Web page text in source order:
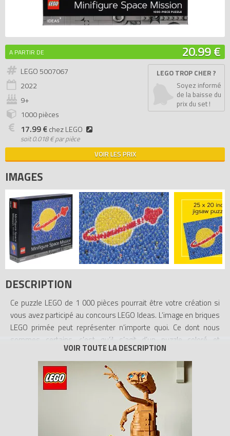
A PARTIR DE 20.99 €
LEGO 5007067
2022
9+
1000 pièces
17.99 €chez LEGO
soit0.018 € par pièce
LEGO TROP CHER ?
Soyez informé
de la baisse du
prix du set !
VOIR LES PRIX
IMAGES
DESCRIPTION
Ce puzzle LEGO de 1 000 pièces pourrait être votre création si
vous avez participé au concours LEGO Ideas. L’image en briques
LEGO primée peut représenter n’importe quoi. Ce dont nous
sommes certains, c’est qu’il s’agit d’un puzzle coloré et
enrichissant pour les adultes et les enfants de 9 ans et plus. Il
être assurément assez extraordinaire pour avoir été élu par
notre jury et nos fans.
- Puzzle primé – Ce puzzle de 1 000 pièces présente un motif
composé de briques LEGO, qui a triomphé lors d’un concours
- Pour le bonheur de toute la famille – Les adultes et les enfants